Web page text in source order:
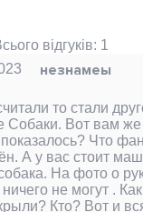
відгуків: 1
незнамеы
то стали
Собаки. Вот вам
Что
А у вас стоит
На фото о
не могут .
Кто? Вот и